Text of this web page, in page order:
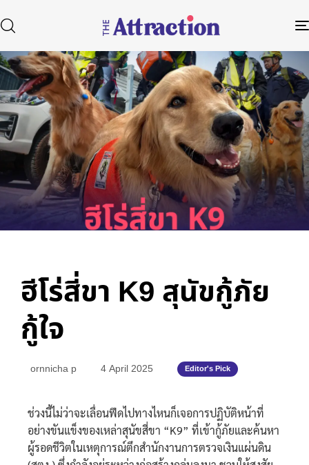
Type and hit enter
ฮีโร่สี่ขา K9 สุนัขกู้ภัย
กู้ใจ
Author
ornnicha p
Published
on:
4 April 2025
Published
in:
Editor's Pick
ช่วงนี้ไม่ว่าจะเลื่อนฟีดไปทางไหนก็เจอการปฏิบัติหน้าที่
อย่างขันแข็งของเหล่าสุนัขสี่ขา “K9” ที่เข้ากู้ภัยและค้นหา
ผู้รอดชีวิตในเหตุการณ์ตึกสำนักงานการตรวจเงินแผ่นดิน